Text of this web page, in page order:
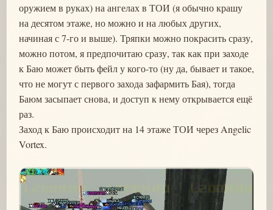
оружием в руках) на ангелах в ТОИ (я обычно крашу
на десятом этаже, но можно и на любых других,
начиная с 7-го и выше). Тряпки можно покрасить сразу,
можно потом, я предпочитаю сразу, так как при заходе
к Баю может быть фейл у кого-то (ну да, бывает и такое,
что не могут с первого захода зафармить Бая), тогда
Баюм засыпает снова, и доступ к нему открывается ещё
раз.
Заход к Баю происходит на 14 этаже ТОИ через Angelic
Vortex.